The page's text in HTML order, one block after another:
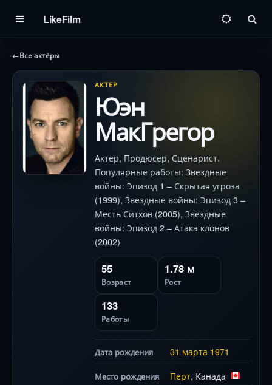
LikeFilm
←Все актёры
АКТЕР
Юэн
МакГрегор
Актер, Продюсер, Сценарист.
Популярные работы: Звездные
войны: Эпизод 1 – Скрытая угроза
(1999), Звездные войны: Эпизод 3 –
Месть Ситхов (2005), Звездные
войны: Эпизод 2 – Атака клонов
(2002)
55
Возраст
1.78 м
Рост
133
Работы
Дата рождения 31 марта 1971
Место рождения Перт, Канада